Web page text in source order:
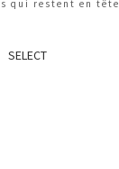
qui restent en tête
SELECT